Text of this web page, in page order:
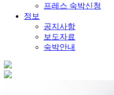
프레스 숙박신청
정보
공지사항
보도자료
숙박안내